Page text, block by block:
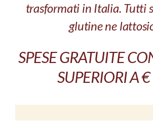
trasformati in Italia. Tutti
glutine ne
SPESE GRATUITE
SUPERIORI A